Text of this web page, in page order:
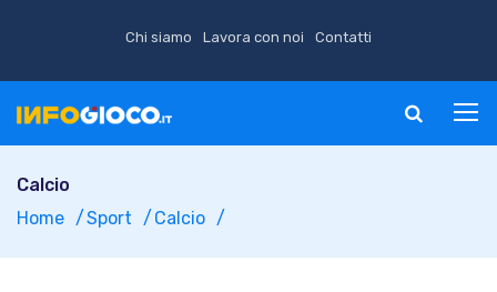
Chi siamo Lavora con noi Contatti
Calcio
Home
Sport Calcio